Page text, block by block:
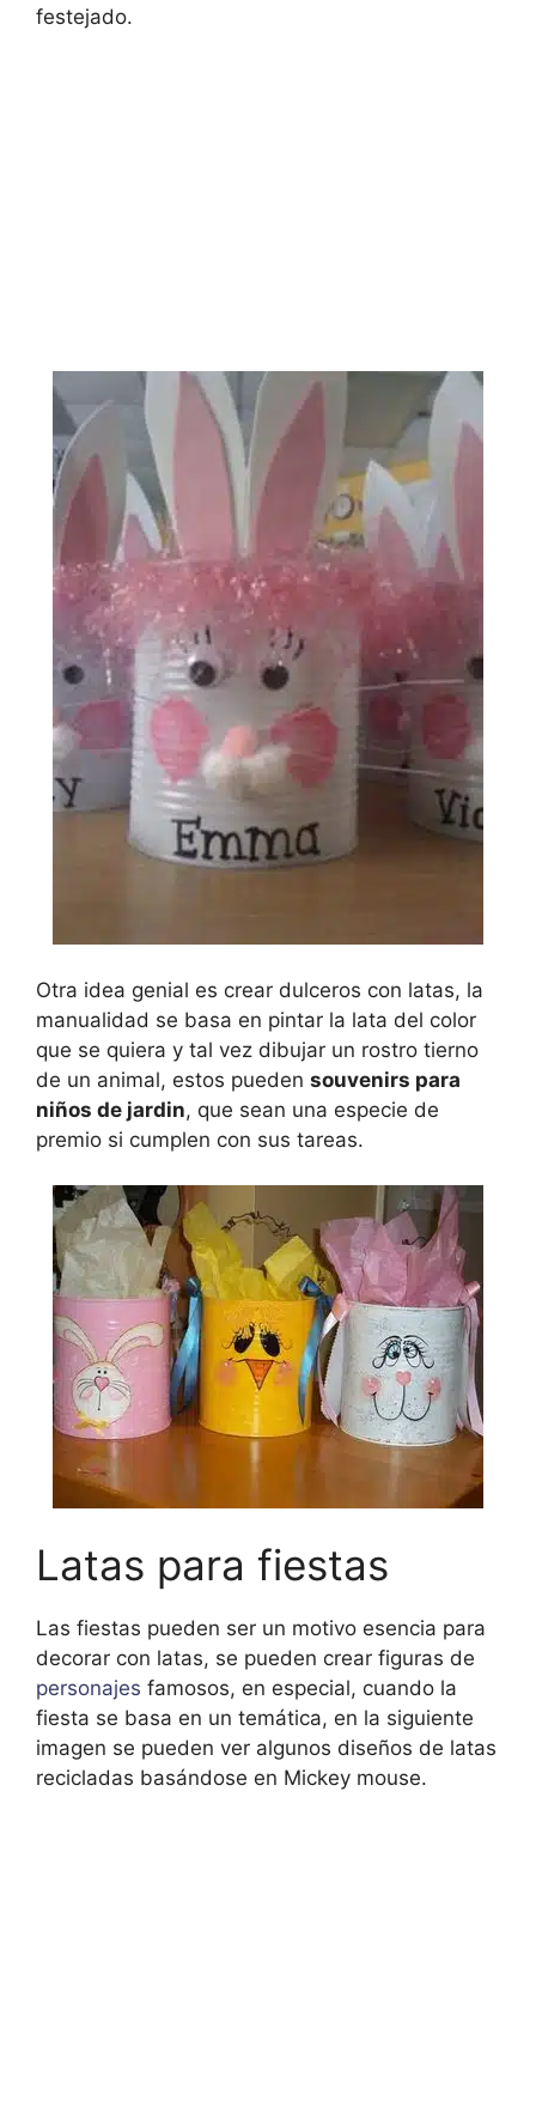
festejado.
Otra idea genial es crear dulceros con latas, la
manualidad se basa en pintar la lata del color
que se quiera y tal vez dibujar un rostro tierno
de un animal, estos pueden souvenirs para
niños de jardin, que sean una especie de
premio si cumplen con sus tareas.
Latas para fiestas
Las fiestas pueden ser un motivo esencia para
decorar con latas, se pueden crear figuras de
personajes famosos, en especial, cuando la
fiesta se basa en un temática, en la siguiente
imagen se pueden ver algunos diseños de latas
recicladas basándose en Mickey mouse.